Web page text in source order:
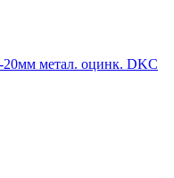
20мм метал. оцинк. DKC